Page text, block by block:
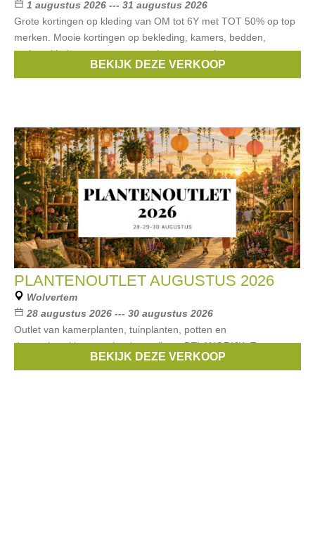
1 augustus 2026 --- 31 augustus 2026
Grote kortingen op kleding van OM tot 6Y met TOT 50% op top
merken. Mooie kortingen op bekleding, kamers, bedden,
parken, kinderwagens, autostoelen en zoveel meer.
Il Gufo,Liu Jo,First, Cybex,life time
BEKIJK DEZE VERKOOP
PLANTENOUTLET AUGUSTUS 2026
Wolvertem
28 augustus 2026 --- 30 augustus 2026
Outlet van kamerplanten, tuinplanten, potten en
decoratiestukken aan kwekersprijzen. BELANGRIJK: Toegang
enkel na inschrijven! (vanaf 5/8!)BEKIJK DEZE VERKOOP